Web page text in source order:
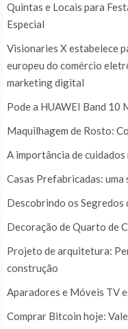
Quintas e Locais para
Especial
Visionaries X estabelece
europeu do comércio
marketing digital
Pode a HUAWEI Band 10
Maquilhagem de Rosto:
A importância de cuidados
Casas Prefabricadas:
Descobrindo os Segredos
Decoração de Quarto de
Projeto de arquitetura:
construção
Aparadores e Móveis TV
Comprar Bitcoin hoje: Vale